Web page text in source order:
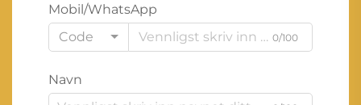
Mobil/WhatsApp
Code
0/100
Navn